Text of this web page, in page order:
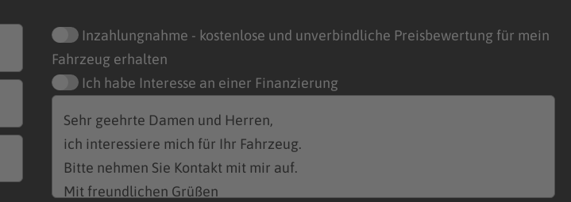
Inzahlungnahme - kostenlose und unverbindliche Preisbewertung für mein
Fahrzeug erhalten
Ich habe Interesse an einer Finanzierung